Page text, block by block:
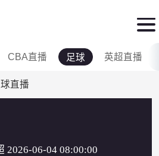
CBA直播 足球 英超直播
直播
2026-06-04 08:00:00